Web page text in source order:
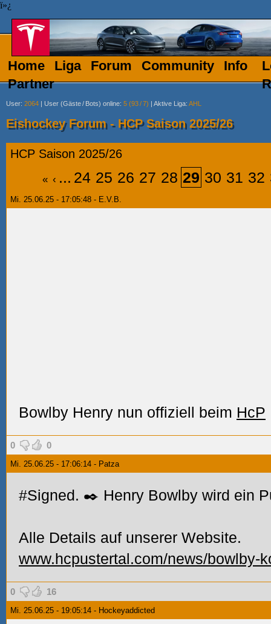
ï»¿
Home Liga Forum Community
Info
Partner
User: 2064 | User (Gäste/ Bots) online: 5 (93/7) | Aktive Liga: AHL
Eishockey Forum - HCP Saison 2025/26
HCP Saison 2025/26
« ‹ ... 24 25 26 27 28 29 30 31 32
Mi. 25.06.25 - 17:05:48 - E.V.B.
Bowlby Henry nun offiziell beim HcP
0 0
Mi. 25.06.25 - 17:06:14 - Patza
#Signed. ✒️ Henry Bowlby wird ein
Alle Details auf unserer Website.
www.hcpustertal.com/news/bowlby-
0 16
Mi. 25.06.25 - 19:05:14 - Hockeyaddicted